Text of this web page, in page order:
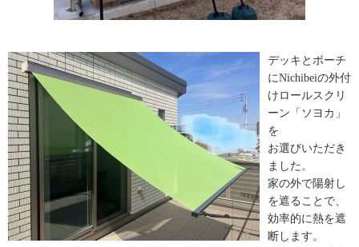
デッキとポーチ
にNichibeiの外付
けロールスクリ
ーン「ソヨカ」
を
お選びいただき
ました。
家の外で陽射し
を遮ることで、
効率的に熱を遮
断します。